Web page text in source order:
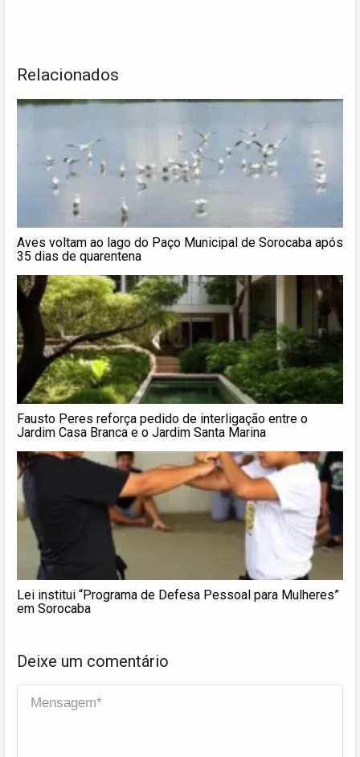
Relacionados
Aves voltam ao lago do Paço Municipal de Sorocaba após
35 dias de quarentena
Fausto Peres reforça pedido de interligação entre o
Jardim Casa Branca e o Jardim Santa Marina
Lei institui “Programa de Defesa Pessoal para Mulheres”
em Sorocaba
Deixe um comentário